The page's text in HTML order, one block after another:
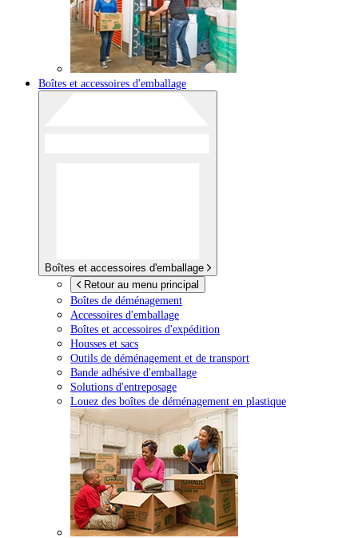
Boîtes et accessoires d'emballage
Boîtes et accessoires d'emballage
Retour au menu principal
Boîtes de déménagement
Accessoires d'emballage
Boîtes et accessoires d'expédition
Housses et sacs
Outils de déménagement et de transport
Bande adhésive d'emballage
Solutions d'entreposage
Louez des boîtes de déménagement en plastique